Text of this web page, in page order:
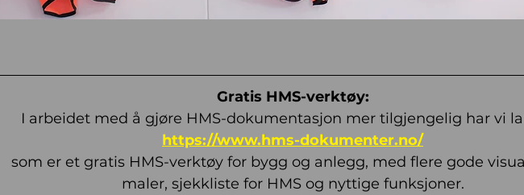
Gratis HMS-verktøy:
I arbeidet med å gjøre HMS-dokumentasjon mer tilgjengelig har vi
https://www.hms-dokumenter.no/
som er et gratis HMS-verktøy for bygg og anlegg, med flere gode
maler, sjekkliste for HMS og nyttige funksjoner.